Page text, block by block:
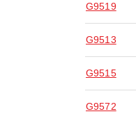
G9519
G9513
G9515
G9572